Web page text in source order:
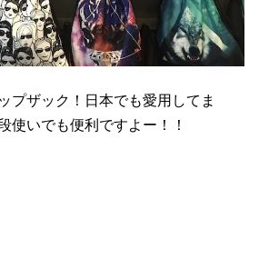
プザック！日本でも愛用してま
使いでも便利ですよー！！